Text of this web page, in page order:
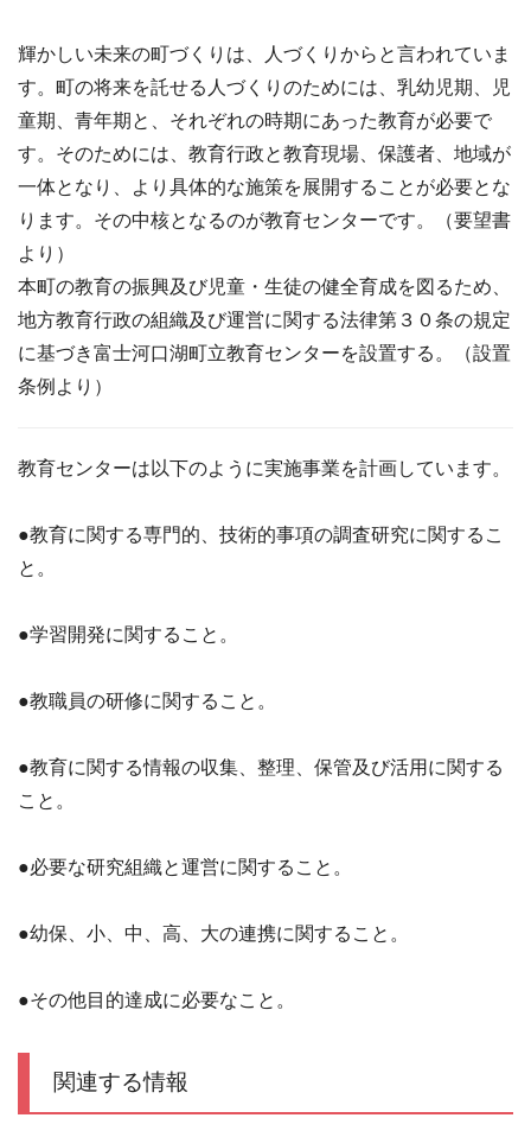
輝かしい未来の町づくりは、人づくりからと言われていま
す。町の将来を託せる人づくりのためには、乳幼児期、児
童期、青年期と、それぞれの時期にあった教育が必要で
す。そのためには、教育行政と教育現場、保護者、地域が
一体となり、より具体的な施策を展開することが必要とな
ります。その中核となるのが教育センターです。（要望書
より）
本町の教育の振興及び児童・生徒の健全育成を図るため、
地方教育行政の組織及び運営に関する法律第３０条の規定
に基づき富士河口湖町立教育センターを設置する。（設置
条例より）
教育センターは以下のように実施事業を計画しています。
●教育に関する専門的、技術的事項の調査研究に関するこ
と。
●学習開発に関すること。
●教職員の研修に関すること。
●教育に関する情報の収集、整理、保管及び活用に関する
こと。
●必要な研究組織と運営に関すること。
●幼保、小、中、高、大の連携に関すること。
●その他目的達成に必要なこと。
関連する情報